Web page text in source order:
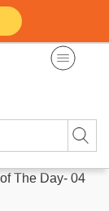
The Day- 04